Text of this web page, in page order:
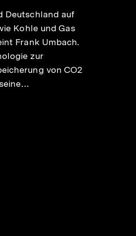
Deutschland auf
Kohle und Gas
Frank Umbach.
zur
von CO2